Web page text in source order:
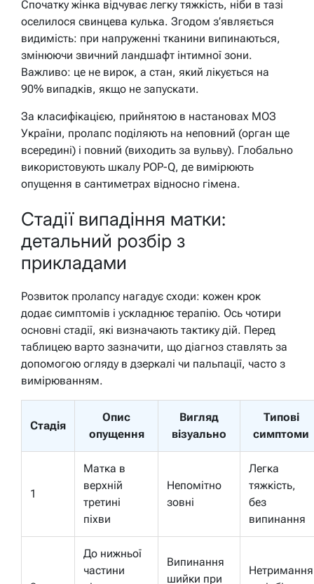
Спочатку жінка відчуває легку тяжкість, ніби в тазі
оселилося свинцева кулька. Згодом з’являється
видимість: при напруженні тканини випинаються,
змінюючи звичний ландшафт інтимної зони.
Важливо: це не вирок, а стан, який лікується на
90% випадків, якщо не запускати.
За класифікацією, прийнятою в настановах МОЗ
України, пролапс поділяють на неповний (орган ще
всередині) і повний (виходить за вульву). Глобально
використовують шкалу POP-Q, де вимірюють
опущення в сантиметрах відносно гімена.
Стадії випадіння матки:
детальний розбір з
прикладами
Розвиток пролапсу нагадує сходи: кожен крок
додає симптомів і ускладнює терапію. Ось чотири
основні стадії, які визначають тактику дій. Перед
таблицею варто зазначити, що діагноз ставлять за
допомогою огляду в дзеркалі чи пальпації, часто з
вимірюванням.
Стадія
Опис
опущення
Вигляд
візуально
Типові
симптоми
1
Матка в
верхній
третині
піхви
Непомітно
зовні
Легка
тяжкість,
без
випинання
До нижньої
частини
Випинання
шийки при
Нетримання